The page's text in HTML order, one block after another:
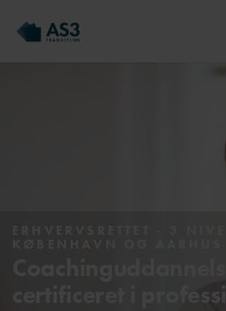
ERHVERVSRETTET - 3
certificeret i